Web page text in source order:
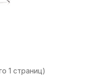
1 страниц)